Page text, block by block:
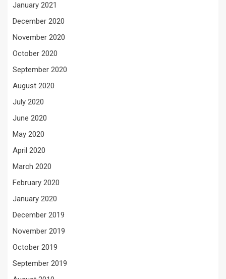
January 2021
December 2020
November 2020
October 2020
September 2020
August 2020
July 2020
June 2020
May 2020
April 2020
March 2020
February 2020
January 2020
December 2019
November 2019
October 2019
September 2019